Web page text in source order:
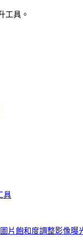
工具。
具
片飽和度調整影像曝